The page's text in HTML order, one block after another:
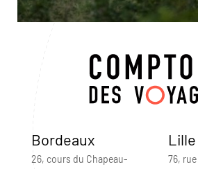
Bordeaux
26, cours du Chapeau-
Lille
76,